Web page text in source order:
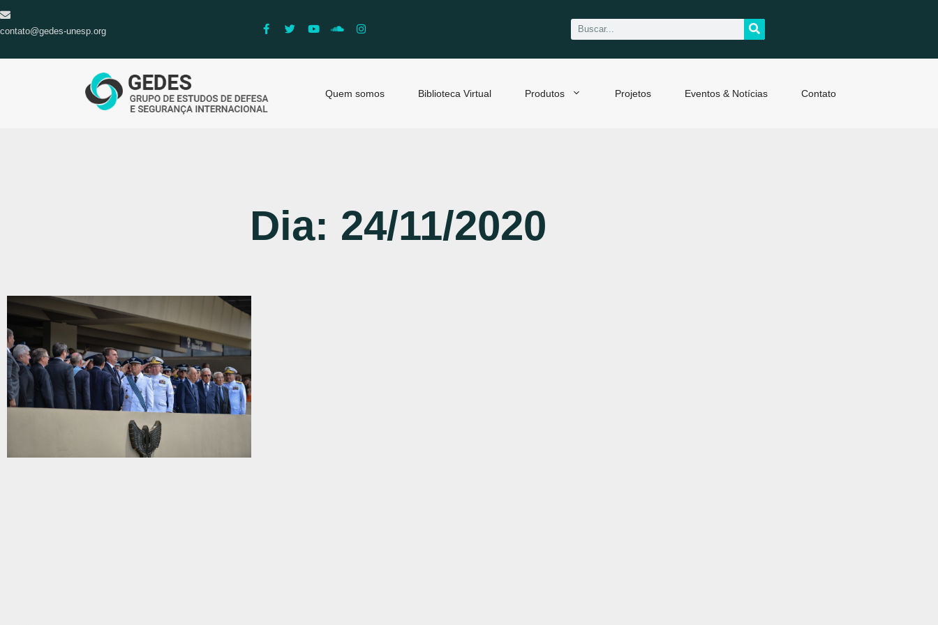
contato@gedes-unesp.org
Quem somos Biblioteca Virtual Produtos Projetos Eventos & Notícias Contato
Dia: 24/11/2020